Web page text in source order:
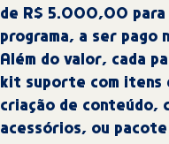
de R$ 5.000,00 para
programa, a ser pago
Além do valor, cada
kit suporte com itens
criação de conteúdo,
acessórios, ou